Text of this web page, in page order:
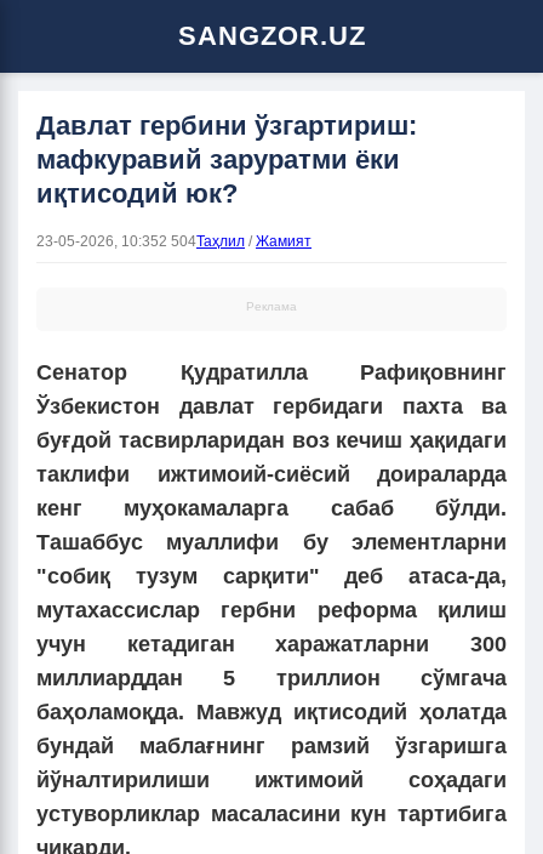
SANGZOR.UZ
Давлат гербини ўзгартириш:
мафкуравий заруратми ёки
иқтисодий юк?
23-05-2026, 10:352 504Таҳлил /Жамият
Реклама
Сенатор Қудратилла Рафиқовнинг
Ўзбекистон давлат гербидаги пахта ва
буғдой тасвирларидан воз кечиш ҳақидаги
таклифи ижтимоий-сиёсий доираларда
кенг муҳокамаларга сабаб бўлди.
Ташаббус муаллифи бу элементларни
"собиқ тузум сарқити" деб атаса-да,
мутахассислар гербни реформа қилиш
учун кетадиган харажатларни 300
миллиарддан 5 триллион сўмгача
баҳоламоқда. Мавжуд иқтисодий ҳолатда
бундай маблағнинг рамзий ўзгаришга
йўналтирилиши ижтимоий соҳадаги
устуворликлар масаласини кун тартибига
чиқарди.